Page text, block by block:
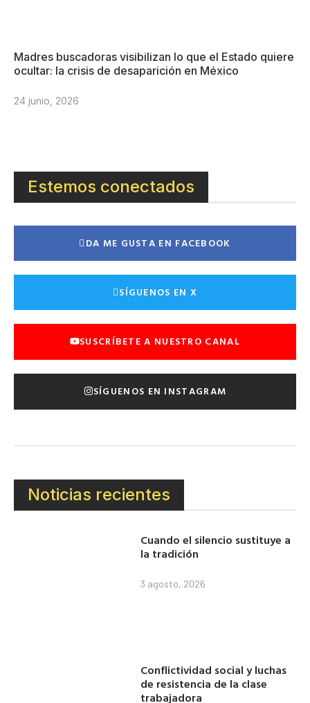
Madres buscadoras visibilizan lo que el Estado quiere
ocultar: la crisis de desaparición en México
24 junio, 2026
Estemos conectados
DA ME GUSTA EN FACEBOOK
SÍGUENOS EN X
SUSCRÍBETE A NUESTRO CANAL
SÍGUENOS EN INSTAGRAM
Noticias recientes
Cuando el silencio sustituye a
la tradición
3 agosto, 2026
Conflictividad social y luchas
de resistencia de la clase
trabajadora